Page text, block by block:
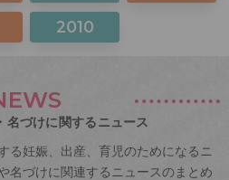
2010
名づけに関するニュース
る妊娠、出産、育児のためになるニ
名づけに関連するニュースのまとめ